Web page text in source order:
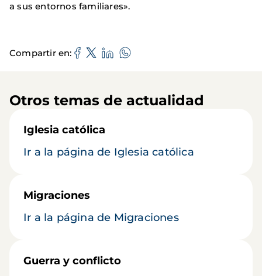
a sus entornos familiares».
Compartir en
Otros temas de actualidad
Iglesia católica
Ir a la página de Iglesia católica
Migraciones
Ir a la página de Migraciones
Guerra y conflicto